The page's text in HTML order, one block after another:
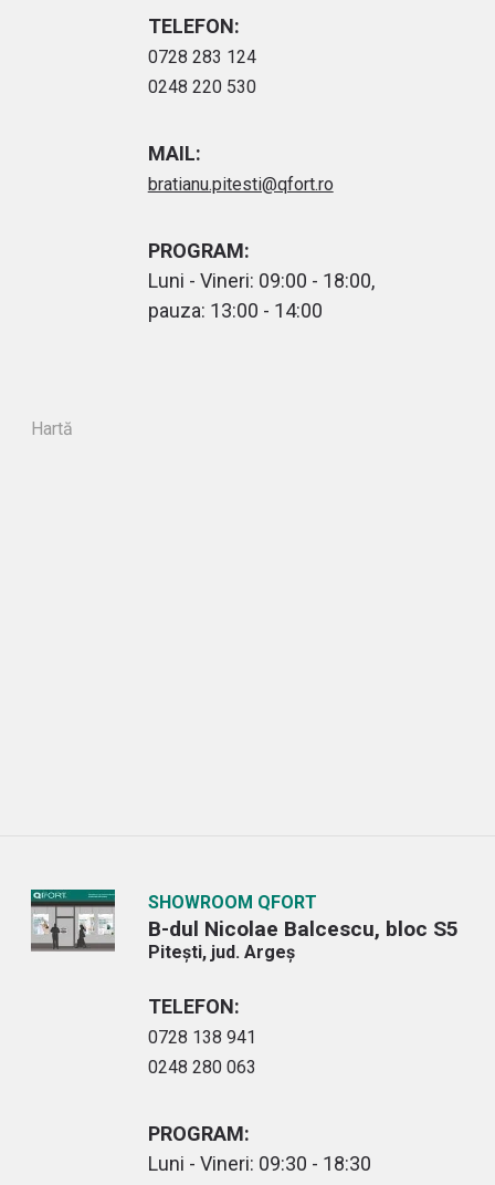
TELEFON:
0728 283 124
0248 220 530
MAIL:
bratianu.pitesti@qfort.ro
PROGRAM:
Luni - Vineri: 09:00 - 18:00,
pauza: 13:00 - 14:00
Hartă
SHOWROOM QFORT
B-dul Nicolae Balcescu, bloc S5
Pitești, jud. Argeș
TELEFON:
0728 138 941
0248 280 063
PROGRAM:
Luni - Vineri: 09:30 - 18:30